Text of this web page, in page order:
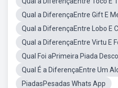
Qual a DiferençaEntre Gift E
Qual a DiferençaEntre Lobo E
Qual a DiferençaEntre Virtu E
Qual Foi aPrimeira Piada
Qual É a DiferençaEntre Um
PiadasPesadas Whats App